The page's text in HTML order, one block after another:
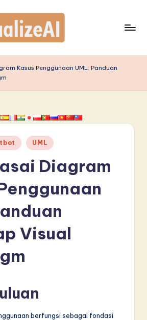
Kasus Penggunaan UML: Panduan
UML
Diagram
Visual
berfungsi sebagai fondasi